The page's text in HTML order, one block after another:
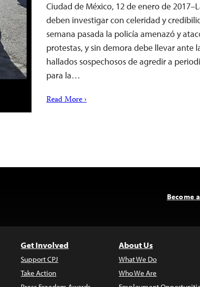
Ciudad de México, 12 de enero de
deben investigar con celeridad y
semana pasada la policía amenazó y
protestas, y sin demora debe llevar ante
hallados sospechosos de agredir a
para la…
Read More ›
Become
Get Involved
Support CPJ
Take Action
About Us
What We Do
Who We Are